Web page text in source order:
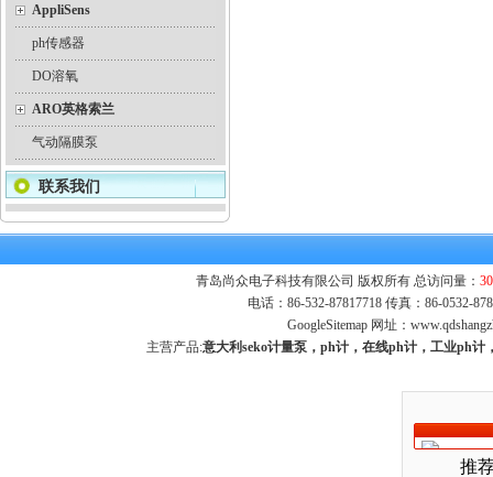
AppliSens
ph传感器
DO溶氧
ARO英格索兰
气动隔膜泵
联系我们
青岛尚众电子科技有限公司 版权所有 总访问量：
电话：86-532-87817718 传真：86-0532-
GoogleSitemap网址：
主营产品:意大利seko计量泵，ph计，在线ph计，工业ph
推